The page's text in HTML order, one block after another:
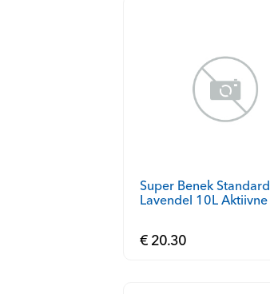
Super Benek Standard
Lavendel 10L Aktiivne
€ 20.30